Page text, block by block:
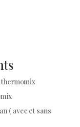
thermomix
( avec et sans